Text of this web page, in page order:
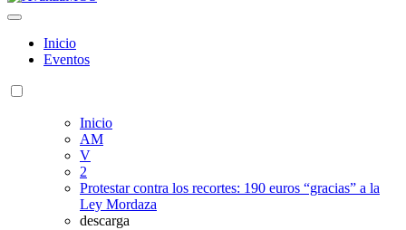
Inicio
Eventos
Inicio
AM
V
2
Protestar contra los recortes: 190 euros “gracias” a la
Ley Mordaza
descarga